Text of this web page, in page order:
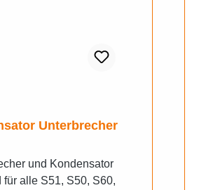
Unterbrecher
und Kondensator
für alle S51, S50, S60,